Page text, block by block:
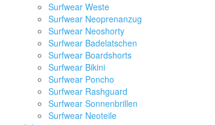
Surfwear Weste
Surfwear Neoprenanzug
Surfwear Neoshorty
Surfwear Badelatschen
Surfwear Boardshorts
Surfwear Bikini
Surfwear Poncho
Surfwear Rashguard
Surfwear Sonnenbrillen
Surfwear Neoteile